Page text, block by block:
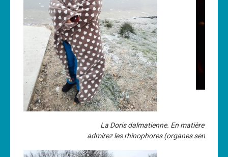
La Doris dalmatienne. En matière de
admirez les rhinophores (organes